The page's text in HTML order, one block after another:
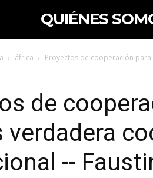
QUIÉNES
áfrica Proyectos de cooperación
de
verdadera
--